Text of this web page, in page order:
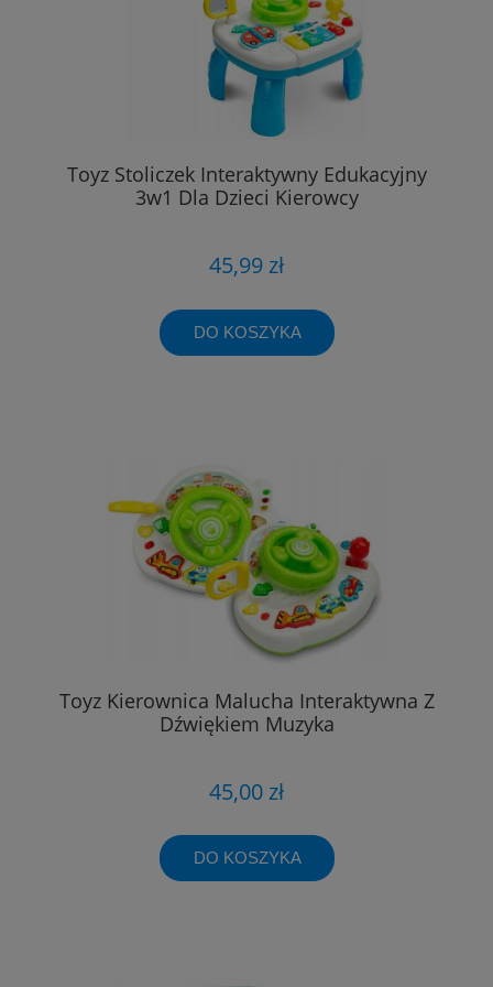
Toyz Stoliczek Interaktywny Edukacyjny
3w1 Dla Dzieci Kierowcy
45,99 zł
DO KOSZYKA
Toyz Kierownica Malucha Interaktywna Z
Dźwiękiem Muzyka
45,00 zł
DO KOSZYKA